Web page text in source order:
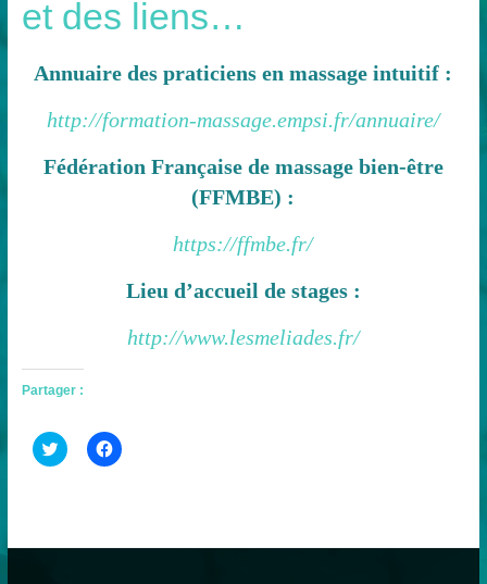
et des liens…
Annuaire des praticiens en massage intuitif :
http://formation-massage.empsi.fr/annuaire/
Fédération Française de massage bien-être
(FFMBE) :
https://ffmbe.fr/
Lieu d’accueil de stages :
http://www.lesmeliades.fr/
Partager :
C
l
s
C
l
s